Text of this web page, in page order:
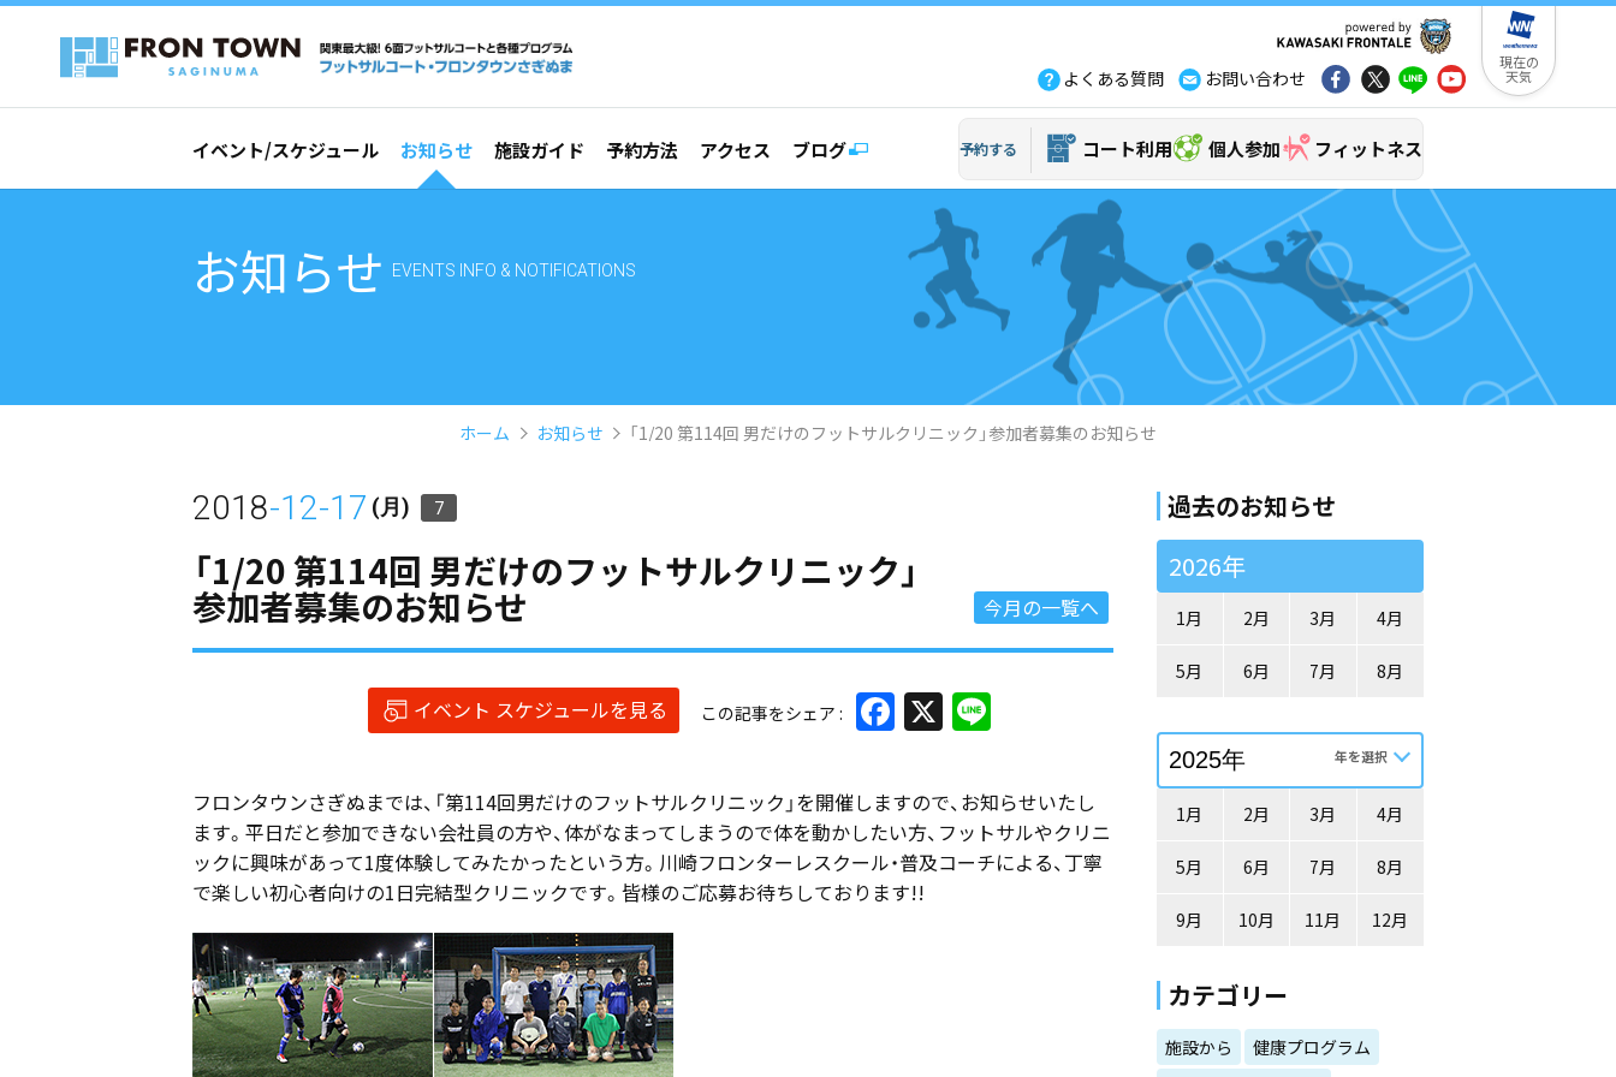
現在の
天気
よくある質問 お問い合わせ
イベント/スケジュール お知らせ 施設ガイド 予約方法 アクセス ブログ 予約する コート利用 個人参加 フィットネス
お知らせ EVENTS INFO & NOTIFICATIONS
ホーム お知らせ 「1/20 第114回 男だけのフットサルクリニック」参加者募集のお知らせ
2018-12-17 (月) 7
「1/20 第114回 男だけのフットサルクリニック」
参加者募集のお知らせ 今月の一覧へ
イベント スケジュールを見る この記事をシェア Facebook
X Line
フロンタウンさぎぬまでは、「第114回男だけのフットサルクリニック」を開催しますので、お知らせいたし
ます。平日だと参加できない会社員の方や、体がなまってしまうので体を動かしたい方、フットサルやクリニ
ックに興味があって1度体験してみたかったという方。川崎フロンターレスクール・普及コーチによる、丁寧
で楽しい初心者向けの1日完結型クリニックです。皆様のご応募お待ちしております!!
過去のお知らせ
2026年
1月 2月 3月 4月
5月 6月 7月 8月
1月 2月 3月 4月
5月 6月 7月 8月
9月 10月 11月 12月
カテゴリー
施設から
健康プログラム